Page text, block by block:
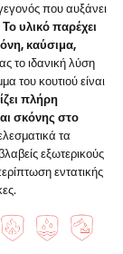
που αυξάνει
Το υλικό παρέχει
καύσιμα,
το ιδανική λύση
του κουτιού είναι
πλήρη
σκόνης στο
τα
εξωτερικούς
εντατικής